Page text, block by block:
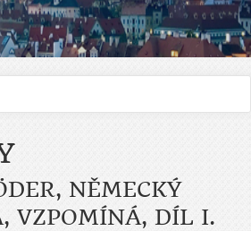
NĚMECKÝ
VZPOMÍNÁ, DÍL I.